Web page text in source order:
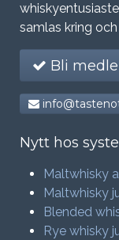
samlas kring
Bli
Nytt hos
Maltwhisky
Maltwhisky
Blended
Rye whisky